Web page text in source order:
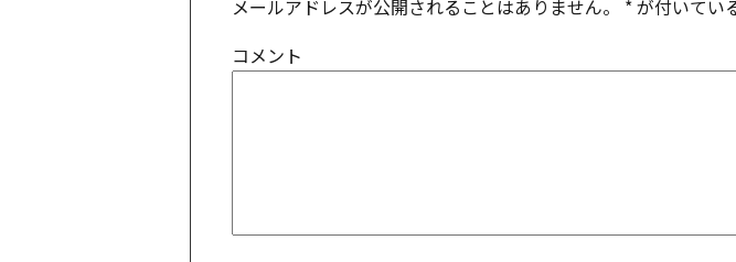
メールアドレスが公開されることはありません。 *が付いてい
コメント